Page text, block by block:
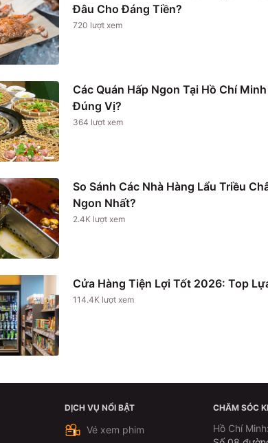
Đâu Cho Đáng Tiền?
720 lượt xem
Các Quán Hấp Ngon Tại Hồ Chí
Đúng Vị?
364 lượt xem
So Sánh Các Nhà Hàng Lẩu Triều
Ngon Nhất?
2.4K lượt xem
Cửa Hàng Tiện Lợi Tốt 2026: Top
114.4K lượt xem
DỊCH VỤ NỔI BẬT
Vé xem phim
CHĂM SÓC
Hồ Chí Minh: